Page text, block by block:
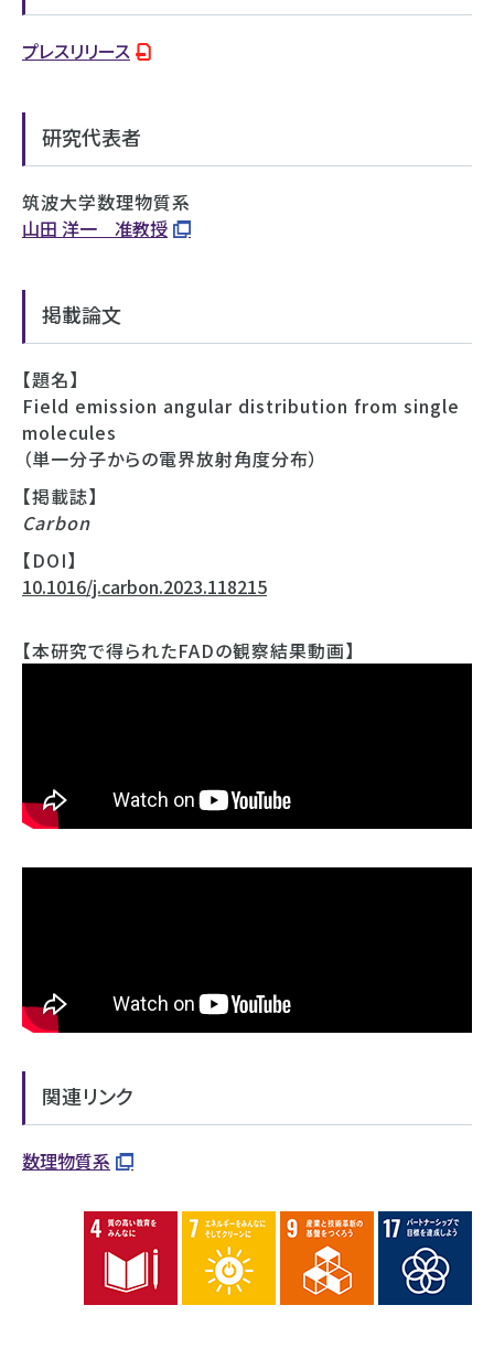
プレスリリース
研究代表者
筑波大学数理物質系
山田 洋一 准教授
掲載論文
【題名】
Field emission angular distribution from single
molecules
（単一分子からの電界放射角度分布）
【掲載誌】
Carbon
【DOI】
10.1016/j.carbon.2023.118215
【本研究で得られたFADの観察結果動画】
関連リンク
数理物質系